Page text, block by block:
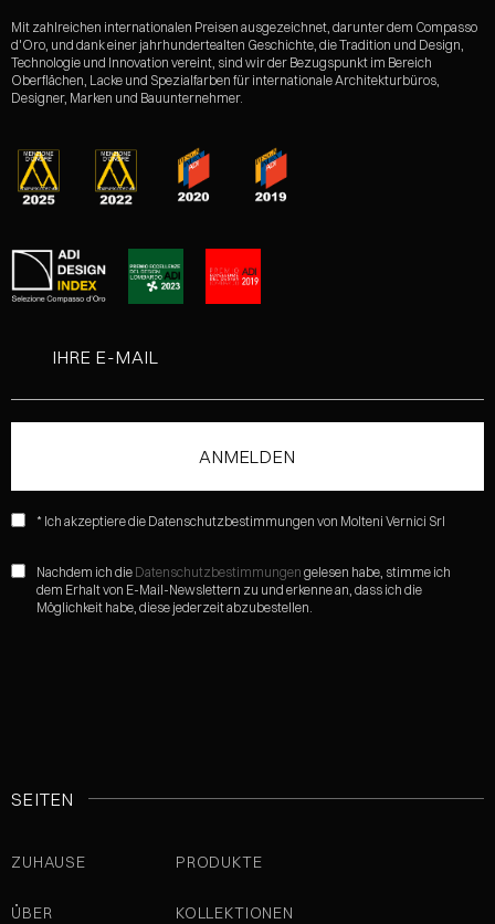
Mit zahlreichen internationalen Preisen ausgezeichnet, darunter dem Compasso
d'Oro, und dank einer jahrhundertealten Geschichte, die Tradition und Design,
Technologie und Innovation vereint, sind wir der Bezugspunkt im Bereich
Oberflächen, Lacke und Spezialfarben für internationale Architekturbüros,
Designer, Marken und Bauunternehmer.
* Ich akzeptiere die Datenschutzbestimmungen von Molteni Vernici Srl
Nachdem ich die Datenschutzbestimmungen gelesen habe, stimme ich
dem Erhalt von E-Mail-Newslettern zu und erkenne an, dass ich die
Möglichkeit habe, diese jederzeit abzubestellen.
SEITEN
ZUHAUSE
ÜBER
PRODUKTE
KOLLEKTIONEN